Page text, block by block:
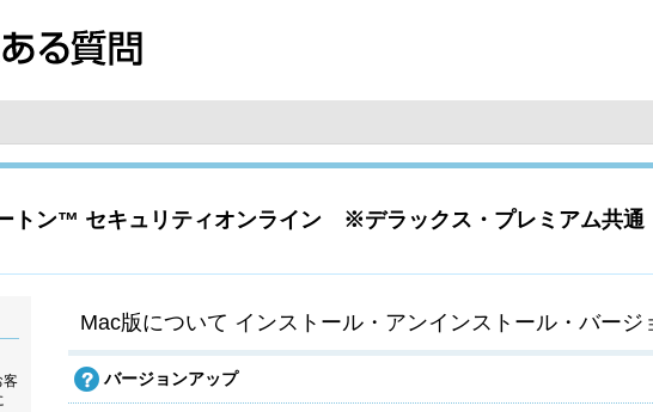
トン™ セキュリティオンライン ※デラックス・プレミアム共通
Mac版について インストール・アンインストール・バージ
バージョンアップ
客